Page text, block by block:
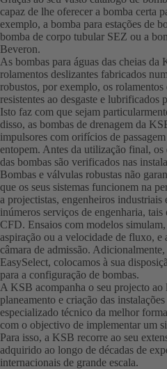
capaz de lhe oferecer a bomba certa
exemplo, a bomba para estações de
bomba de corpo tubular SEZ ou a
Beveron.
As bombas para águas das cheias
rolamentos deslizantes fabricados
robustos, por exemplo, os
resistentes ao desgaste e
Isto faz com que sejam
disso, as bombas de drenagem da
impulsores com orifícios de
entopem. Antes da utilização final,
das bombas são verificados nas
Bombas e válvulas robustas não
que os seus sistemas funcionem na
a projectistas, engenheiros industriais
inúmeros serviços de engenharia,
CFD. Ensaios com modelos
aspiração ou a velocidade de fluxo, e
câmara de admissão.
EasySelect, colocamos à sua
para a configuração de bombas.
A KSB acompanha o seu projecto ao
planeamento e criação das
especializado técnico da melhor
com o objectivo de implementar um
Para isso, a KSB recorre ao seu
adquirido ao longo de décadas de
internacionais de grande escala.